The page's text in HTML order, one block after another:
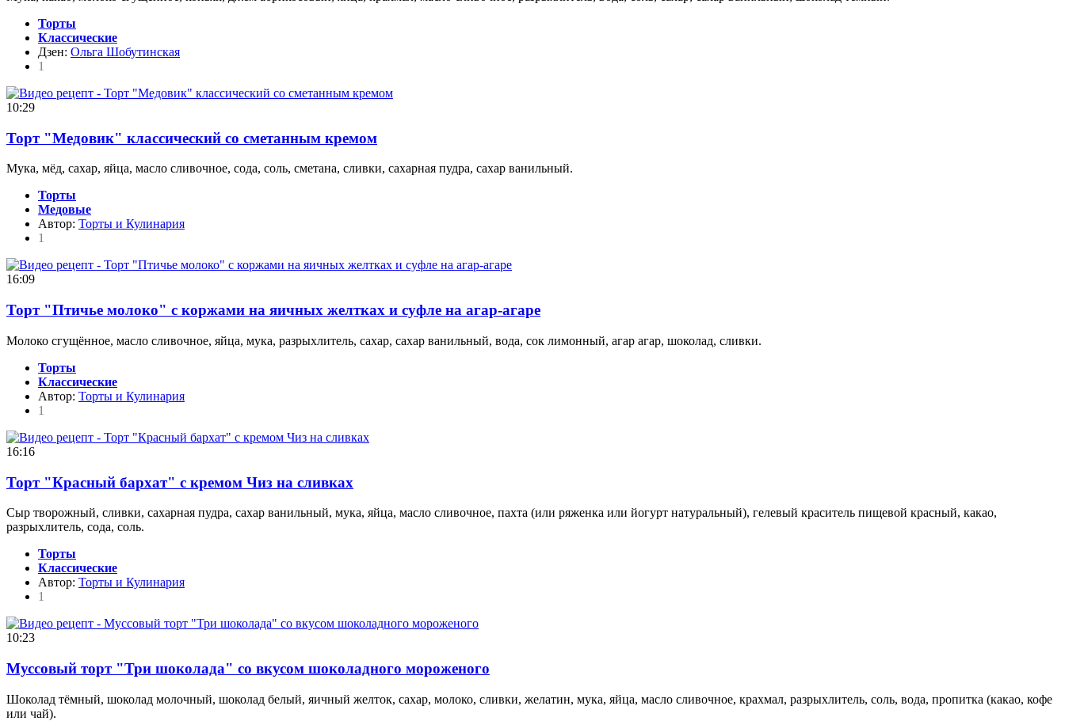
Торты
Классические
Дзен: Ольга Шобутинская
1
10:29
Торт "Медовик" классический со сметанным кремом
Мука, мёд, сахар, яйца, масло сливочное, сода, соль, сметана, сливки, сахарная пудра, сахар ванильный.
Торты
Медовые
Автор: Торты и Кулинария
1
16:09
Торт "Птичье молоко" с коржами на яичных желтках и суфле на агар-агаре
Молоко сгущённое, масло сливочное, яйца, мука, разрыхлитель, сахар, сахар ванильный, вода, сок лимонный, агар агар, шоколад, сливки.
Торты
Классические
Автор: Торты и Кулинария
1
16:16
Торт "Красный бархат" с кремом Чиз на сливках
Сыр творожный, сливки, сахарная пудра, сахар ванильный, мука, яйца, масло сливочное, пахта (или ряженка или йогурт натуральный), гелевый краситель пищевой красный, какао,
разрыхлитель, сода, соль.
Торты
Классические
Автор: Торты и Кулинария
1
10:23
Муссовый торт "Три шоколада" со вкусом шоколадного мороженого
Шоколад тёмный, шоколад молочный, шоколад белый, яичный желток, сахар, молоко, сливки, желатин, мука, яйца, масло сливочное, крахмал, разрыхлитель, соль, вода, пропитка (какао, кофе
или чай).